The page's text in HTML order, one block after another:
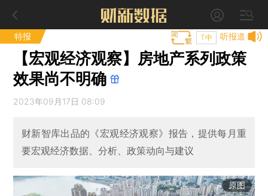
特报 听报道
T中
【宏观经济观察】房地产系列政策
效果尚不明确
2023年09月17日 08:09
财新智库出品的《宏观经济观察》报告，提供每月重
要宏观经济数据、分析、政策动向与建议
原图